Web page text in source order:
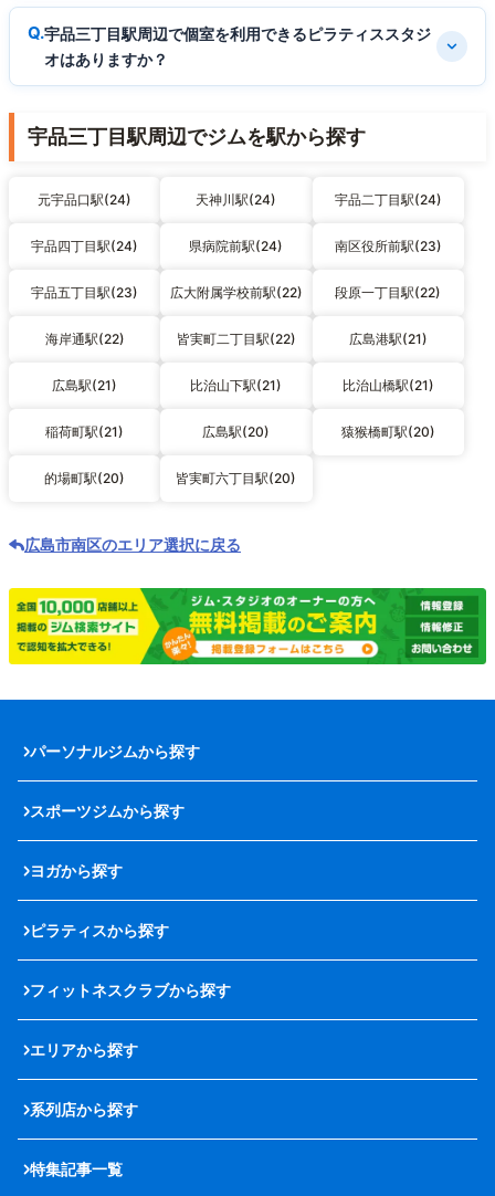
宇品三丁目駅周辺で個室を利用できるピラティススタジ
オはありますか？
宇品三丁目駅周辺でジムを駅から探す
元宇品口駅(24) 天神川駅(24) 宇品二丁目駅(24)
宇品四丁目駅(24) 県病院前駅(24) 南区役所前駅(23)
宇品五丁目駅(23) 広大附属学校前駅(22) 段原一丁目駅(22)
海岸通駅(22) 皆実町二丁目駅(22) 広島港駅(21)
広島駅(21) 比治山下駅(21) 比治山橋駅(21)
稲荷町駅(21) 広島駅(20) 猿猴橋町駅(20)
的場町駅(20) 皆実町六丁目駅(20)
広島市南区のエリア選択に戻る
パーソナルジムから探す
スポーツジムから探す
ヨガから探す
ピラティスから探す
フィットネスクラブから探す
エリアから探す
系列店から探す
特集記事一覧